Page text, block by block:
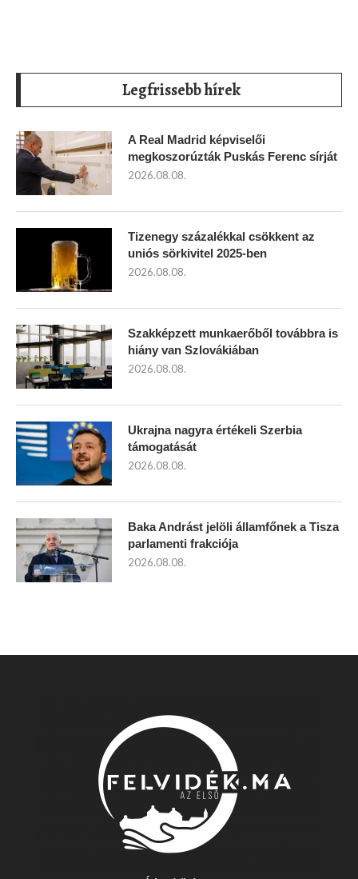
Legfrissebb hírek
A Real Madrid képviselői
megkoszorúzták Puskás Ferenc sírját
2026.08.08.
Tizenegy százalékkal csökkent az
uniós sörkivitel 2025-ben
2026.08.08.
Szakképzett munkaerőből továbbra is
hiány van Szlovákiában
2026.08.08.
Ukrajna nagyra értékeli Szerbia
támogatását
2026.08.08.
Baka Andrást jelöli államfőnek a Tisza
parlamenti frakciója
2026.08.08.